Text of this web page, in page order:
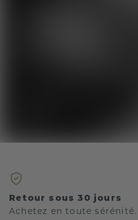
Retour sous 30 jours
Achetez en toute sérénité.